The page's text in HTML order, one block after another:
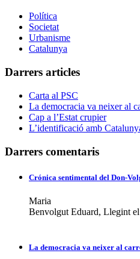
Política
Societat
Urbanisme
Catalunya
Darrers articles
Carta al PSC
La democracia va neixer al
Cap a l’Estat crupier
L’identificació amb
Darrers comentaris
Crónica sentimental del Don-
Maria
Benvolgut Eduard, Llegint
La democracia va neixer al